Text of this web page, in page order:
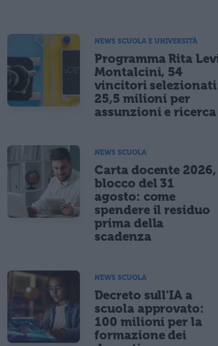
NEWS SCUOLA E UNIVERSITÀ
Programma Rita
Montalcini, 54
vincitori
25,5 milioni per
assunzioni e ricerca
NEWS SCUOLA
Carta docente 2026,
blocco del 31
agosto: come
spendere il residuo
prima della
scadenza
NEWS SCUOLA
Decreto sull'IA a
scuola approvato:
100 milioni per la
formazione dei